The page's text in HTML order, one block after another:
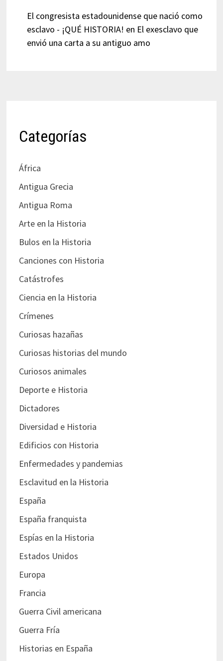
El congresista estadounidense que nació como
esclavo - ¡QUÉ HISTORIA! en El exesclavo que
envió una carta a su antiguo amo
Categorías
África
Antigua Grecia
Antigua Roma
Arte en la Historia
Bulos en la Historia
Canciones con Historia
Catástrofes
Ciencia en la Historia
Crímenes
Curiosas hazañas
Curiosas historias del mundo
Curiosos animales
Deporte e Historia
Dictadores
Diversidad e Historia
Edificios con Historia
Enfermedades y pandemias
Esclavitud en la Historia
España
España franquista
Espías en la Historia
Estados Unidos
Europa
Francia
Guerra Civil americana
Guerra Fría
Historias en España